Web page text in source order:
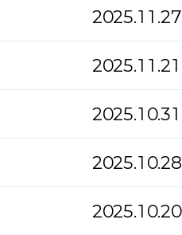
2025.11.27
2025.11.21
2025.10.31
2025.10.28
2025.10.20